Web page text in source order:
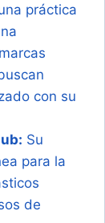
práctica
con su
Su
para la
de